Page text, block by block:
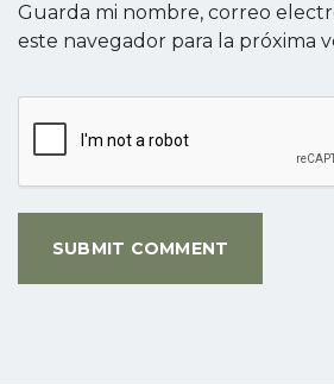
Guarda mi nombre, correo
este navegador para la próxima